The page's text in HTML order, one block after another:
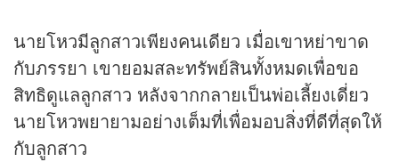
นายโหวมีลูกสาวเพียงคนเดียว เมื่อเขาหย่าขาด
กับภรรยา เขายอมสละทรัพย์สินทั้งหมดเพื่อขอ
สิทธิดูแลลูกสาว หลังจากกลายเป็นพ่อเลี้ยงเดี่ยว
นายโหวพยายามอย่างเต็มที่เพื่อมอบสิ่งที่ดีที่สุดให้
กับลูกสาว